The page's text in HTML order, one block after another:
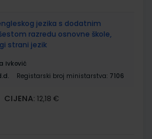
jezika s dodatnim
razredu osnovne škole,
strani jezik
Ivković
Registarski broj ministarstva: 7106
CIJENA: 12,18 €